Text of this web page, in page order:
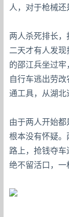
人，对于枪械还
两人杀死排长
二天才有人发
的邵江兵坐过
自行车逃出劳
通工具，从湖北
由于两人开始
根本没有怀疑。
路上，抢钱夺
绝不留活口，一